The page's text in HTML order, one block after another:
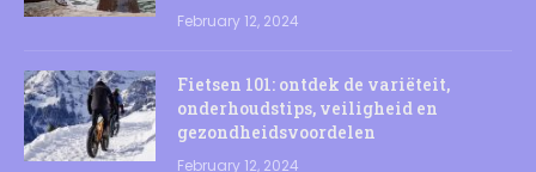
February 12, 2024
Fietsen 101: ontdek de variëteit,
onderhoudstips, veiligheid en
gezondheidsvoordelen
February 12, 2024